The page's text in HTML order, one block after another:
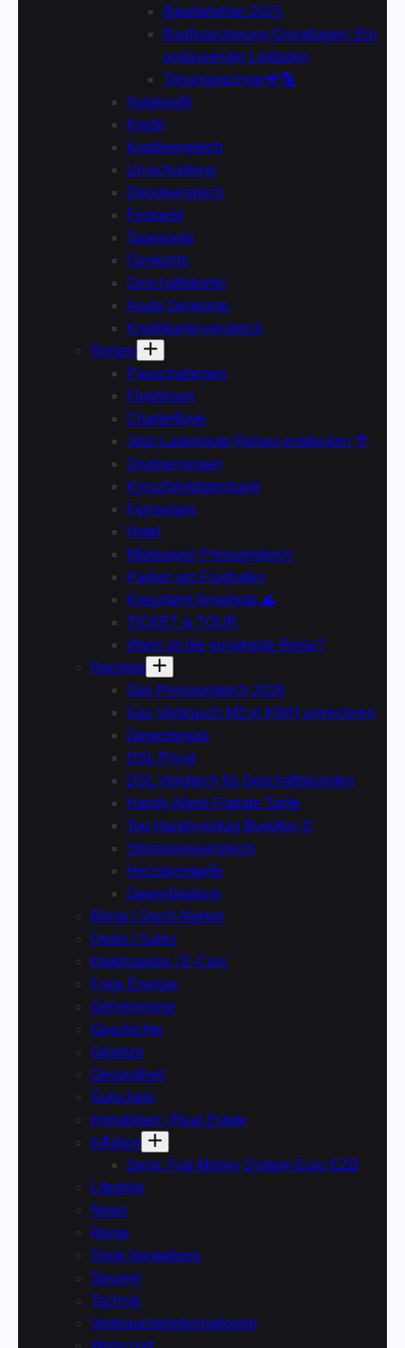
Baudarlehen 2025
Baufinanzierung Grundlagen: Ein
umfassender Leitfaden
Tilgungsrechner💸🔢
Autokredit
Kredit
Kreditvergleich
Umschuldung
Depotvergleich
Festgeld
Tagesgeld
Girokonto
Geschäftskonto
Azubi Girokonto
Kreditkartenvergleich
Reisen
Pauschalreisen
Flugreisen
Charterflüge
Jetzt Lastminute Reisen entdecken 🌴
Gruppenreisen
Kreuzfahrtdatenbank
Fernreisen
Hotel
Mietwagen Preisvergleich
Parken am Flughafen
Kreuzfahrt Angebote 🌊
TICKET & TOUR
Wann ist die günstigste Reise?
Rechner
Gas Preisvergleich 2026
Gas Verbrauch M3 in KWH umrechnen
Gewerbegas
DSL Privat
DSL Vergleich für Geschäftskunden
Handy Allnet Flatrate Tarife
Top Handyvertrag Bundles ✆
Strompreisvergleich
Heizstromtarife
Gewerbestrom
Börse | Stock-Market
Deals | Sales
Elektroautos | E-Cars
Freie Energie
Geheimnisse
Geschichte
Gesetze
Gesundheit
Gutschein
Immobilien | Real Estate
Inflation
Serie: Fiat-Money System Euro EZB
Lifestyle
News
Rente
Shop Vorstellung
Steuern
Technik
Verbraucherinformationen